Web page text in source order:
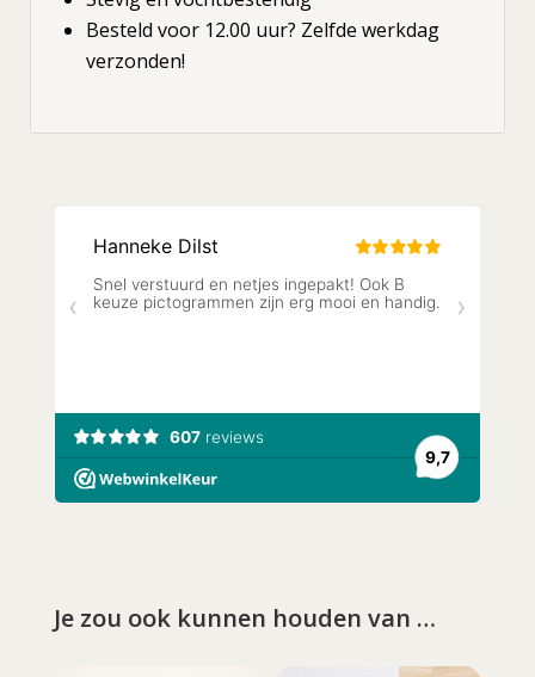
Besteld voor 12.00 uur? Zelfde werkdag
verzonden!
Je zou ook kunnen houden van …